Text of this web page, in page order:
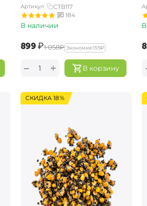
Артикул:
CTB117
184
В наличии
‍899‍₽‍1 058‍₽ Экономия:‍159‍₽
В корзину
+
−
СКИДКА 18%